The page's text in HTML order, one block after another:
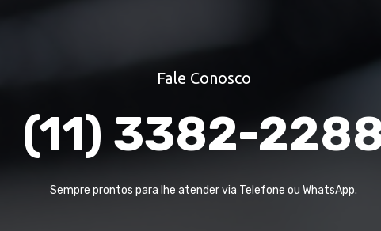
Fale Conosco
(11) 3382-
Sempre prontos para lhe atender via Telefone ou WhatsApp.